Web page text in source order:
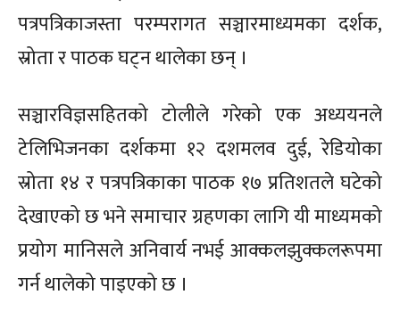
पत्रपत्रिकाजस्ता परम्परागत सञ्चारमाध्यमका दर्शक,
स्रोता र पाठक घट्न थालेका छन् ।
सञ्चारविज्ञसहितको टोलीले गरेको एक अध्ययनले
टेलिभिजनका दर्शकमा १२ दशमलव दुई, रेडियोका
स्रोता १४ र पत्रपत्रिकाका पाठक १७ प्रतिशतले घटेको
देखाएको छ भने समाचार ग्रहणका लागि यी माध्यमको
प्रयोग मानिसले अनिवार्य नभई आक्कलझुक्कलरूपमा
गर्न थालेको पाइएको छ ।